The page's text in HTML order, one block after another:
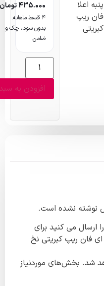
تومان
۴ قسط ماهانه.
بدون سود، چک و
افزودن به سبد خرید
نشده است.
کنید برای
کبریتی نخ
موردنیاز